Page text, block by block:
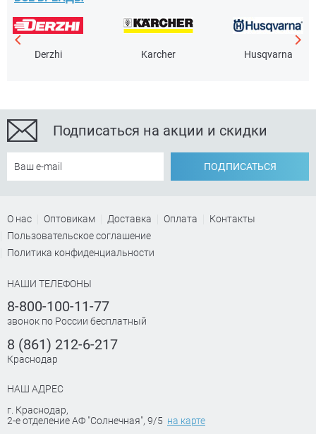
+
Derzhi Karcher Husqvarna
Подписаться на акции и скидки
ПОДПИСАТЬСЯ
О нас Оптовикам Доставка Оплата
Контакты
Пользовательское соглашение
Политика конфиденциальности
НАШИ ТЕЛЕФОНЫ
8-800-100-11-77
звонок по России бесплатный
8 (861) 212-6-217
Краснодар
НАШ АДРЕС
г. Краснодар,
2-е отделение АФ "Солнечная", 9/5 на карте